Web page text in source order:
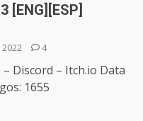
[ENG][ESP]
4
Discord – Itch.io Data
1655